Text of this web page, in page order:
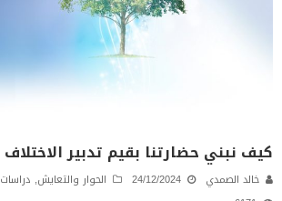
كيف نبني حضارتنا بقيم تدبير الاختلاف
خالد الصمدي 24/12/2024 الحوار والتعايش, دراسات